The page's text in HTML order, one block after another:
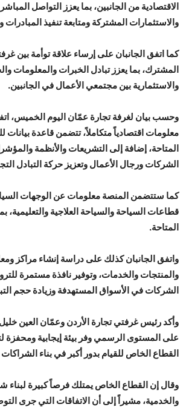
الاقتصادية من الجانبين، بما يعزز التواصل
والاستثمارات المشتركة ومتابعة تنفيذ
كما اتفق الجانبان على إرساء علاقة توأمة بين
المشترك، بما يعزز تبادل الخبرات والمعلومات
والاستثمارية بين مجتمعي الأعمال في الجانبين.
وحسب بيان لغرفة تجارة عمّان اليوم الخميس،
معلومات اقتصادياً متكاملاً، تتضمن قاعدة بيانات
المتاحة، إضافة إلى التشريعات والأنظمة
الشركات ورجال الأعمال وتعزيز حركة التبادل
كما ستتضمن المنصة معلومات عن الوجهات
قطاعات السياحة والسياحة العلاجية والتعليمية،
المتاحة.
واتفق الجانبان كذلك على دراسة إنشاء مراكز
والمنتجات والخدمات، وتوفير نافذة مستمرة
الشركات في الأسواق المستهدفة وزيادة حجم
وأكد رئيس غرفتي تجارة الأردن وعمّان العين
على المستوى الرسمي وفر بيئة إيجابية ومحفزة
القطاع الخاص للقيام بدور أكبر في بناء
وقال إن القطاع الخاص يمتلك فرصاً كبيرة لبناء
والخدمية، مشيراً إلى أن الاتفاقات التي جرى